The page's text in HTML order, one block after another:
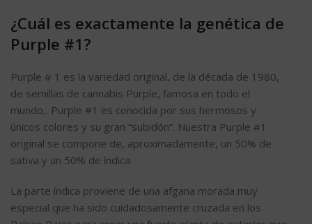
¿Cuál es exactamente la genética de
Purple #1?
Purple # 1 es la variedad original, de la década de 1980,
de semillas de cannabis Purple, famosa en todo el
mundo,. Purple #1 es conocida por sus hermosos y
únicos colores y su gran “subidón”. Nuestra Purple #1
original se compone de, aproximadamente, un 50% de
sativa y un 50% de índica.
La parte índica proviene de una afgana morada muy
especial que ha sido cuidadosamente cruzada en los